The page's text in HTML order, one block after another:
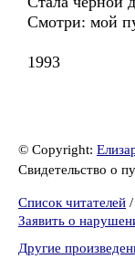
Смотри: мой
1993
© Copyright:
Свидетельство о
Список читателей /
Заявить о
Другие